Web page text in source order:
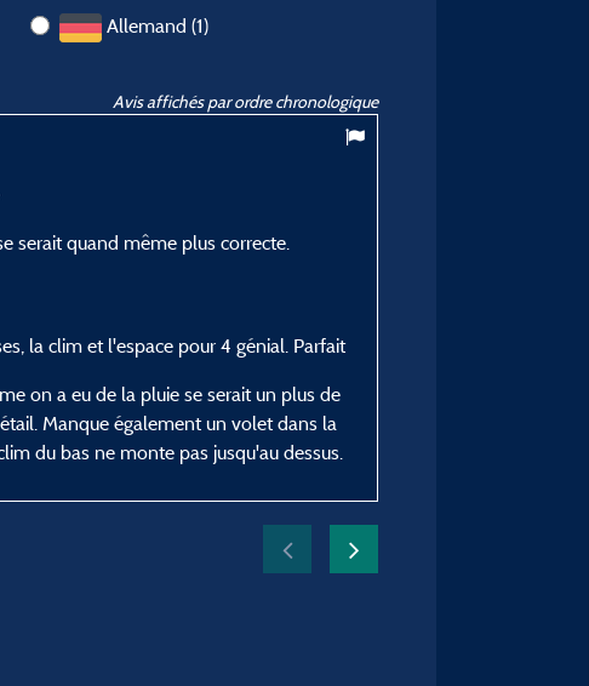
Allemand (1)
Avis affichés par ordre chronologique
serait quand même plus correcte.
la clim et l'espace pour 4 génial. Parfait
on a eu de la pluie se serait un plus de
Manque également un volet dans la
du bas ne monte pas jusqu'au dessus.